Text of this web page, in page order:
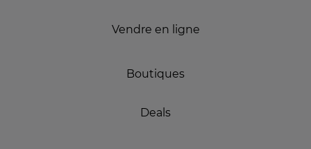
Vendre en ligne
Boutiques
Deals